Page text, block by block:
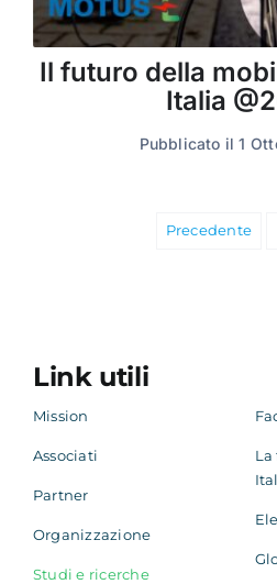
Il futuro della
Italia
Pubblicato il 1
Precedente
Link utili
Mission
Associati
Partner
Organizzazione
Studi e ricerche